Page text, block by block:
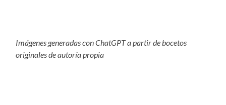
Imágenes generadas con ChatGPT a partir de bocetos
originales de autoría propia